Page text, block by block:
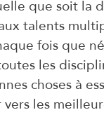
que soit la
talents
fois que
les
choses à
les